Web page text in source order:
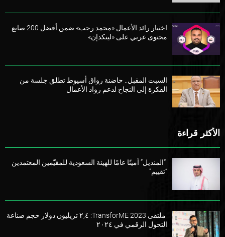
اختيار رائد الأعمال «محمد رجب» ضمن أفضل 200 صانع
محتوى عربي على «لينكدإن»
السبت المقبل.. حاضنة رواق أسيوط تطلق جلسة من
الفكرة إلى النجاح لدعم رواد الأعمال
الأكثر قراءة
“المنديل” أمينًا عامًا للهيئة السعودية للمقيّمين المعتمدين
“تقييم”
ملتقى TransforME 2023: ٢,٤ تريليون دولار حجم صناعة
التحول الرقمي في ٢٠٢٤